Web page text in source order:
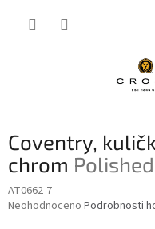
Coventry,
chrom
AT0662-7
Průměrné
Neohodnoceno Podrobnosti